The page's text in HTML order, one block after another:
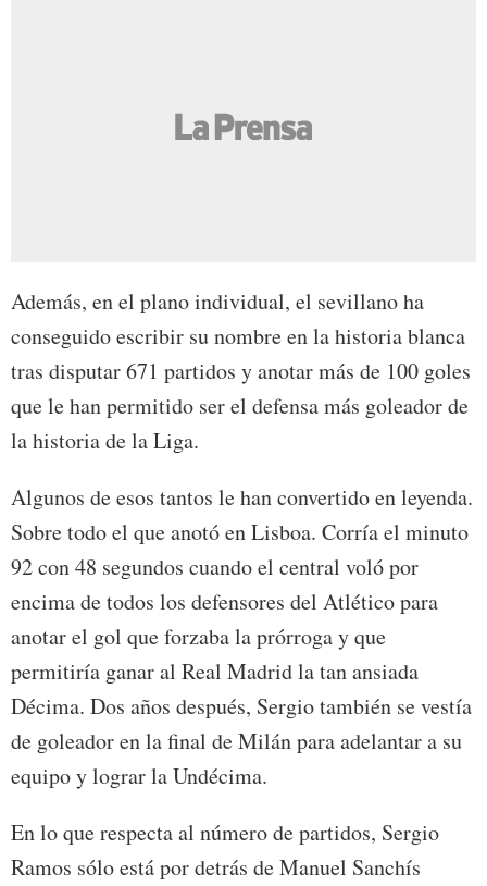
Además, en el plano individual, el sevillano ha
conseguido escribir su nombre en la historia blanca
tras disputar 671 partidos y anotar más de 100 goles
que le han permitido ser el defensa más goleador de
la historia de la Liga.
Algunos de esos tantos le han convertido en leyenda.
Sobre todo el que anotó en Lisboa. Corría el minuto
92 con 48 segundos cuando el central voló por
encima de todos los defensores del Atlético para
anotar el gol que forzaba la prórroga y que
permitiría ganar al Real Madrid la tan ansiada
Décima. Dos años después, Sergio también se vestía
de goleador en la final de Milán para adelantar a su
equipo y lograr la Undécima.
En lo que respecta al número de partidos, Sergio
Ramos sólo está por detrás de Manuel Sanchís